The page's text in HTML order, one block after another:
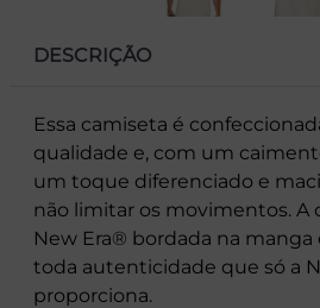
DESCRIÇÃO
Essa camiseta é
qualidade e, com um
um toque diferenciado e
não limitar os movimentos. A
New Era® bordada na manga
toda autenticidade que só a
proporciona.